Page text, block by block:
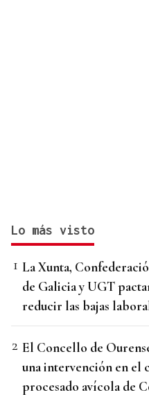
Lo más visto
La Xunta,
de Galicia y UGT
reducir las bajas
El Concello de
una intervención en el
procesado avícola de